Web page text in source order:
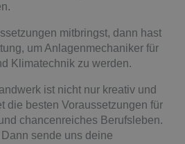
mitbringst, dann hast
um Anlagenmechaniker für
Klimatechnik zu werden.
ist nicht nur kreativ und
die besten Voraussetzungen für
chancenreiches Berufsleben.
sende uns deine